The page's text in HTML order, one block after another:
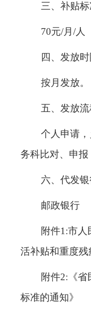
三、补贴
70元/月 /人
四、发放时
按月发放。
五、发放流
个人申请
务科比对、申
六、代发
邮政银行
附件1 :市人
活补贴和重度
附件2:《省
标准的通知》